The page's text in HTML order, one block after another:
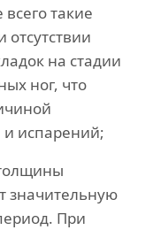
такие
на стадии
ног, что
и испарений;
значительную
При